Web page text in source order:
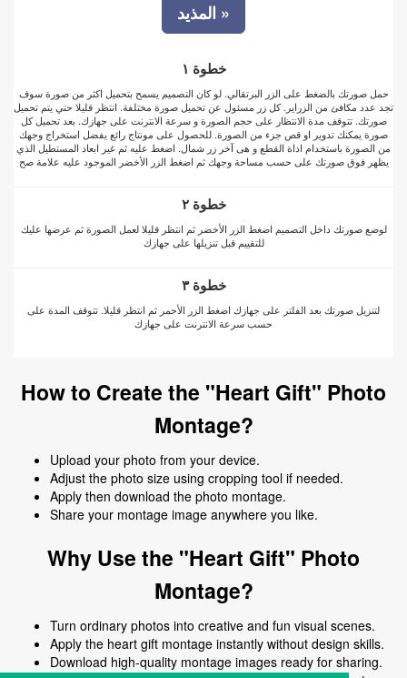
المذيد »
خطوة ١
حمل صورتك بالضغط على الزر البرتقالي. لو كان التصميم يسمح بتحميل اكثر من صورة سوف
تجد عدد مكافئ من الزراير. كل زر مسئول عن تحميل صورة مختلفة. انتظر قليلا حتي يتم تحميل
صورتك. تتوقف مدة الانتظار على حجم الصورة و سرعة الانترنت على جهازك. بعد تحميل كل
صورة يمكنك تدوير او قص جزء من الصورة. للحصول على مونتاج رائع يفضل استخراج وجهك
من الصورة باستخدام اداة القطع و هى آخر زر شمال. اضغط عليه ثم غير ابعاد المستطيل الذي
يظهر فوق صورتك على حسب مساحة وجهك ثم اضغط الزر الأخضر الموجود عليه علامة صح
خطوة ٢
لوضع صورتك داخل التصميم اضغط الزر الأخضر ثم انتظر قليلا لعمل الصورة ثم عرضها عليك
للتقييم قبل تنزيلها على جهازك
خطوة ٣
لتنزيل صورتك بعد الفلتر على جهازك اضغط الزر الأحمر ثم انتظر قليلا. تتوقف المدة على
حسب سرعة الانترنت على جهازك
How to Create the "Heart Gift" Photo
Montage?
Upload your photo from your device.
Adjust the photo size using cropping tool if needed.
Apply then download the photo montage.
Share your montage image anywhere you like.
Why Use the "Heart Gift" Photo
Montage?
Turn ordinary photos into creative and fun visual scenes.
Apply the heart gift montage instantly without design skills.
Download high-quality montage images ready for sharing.